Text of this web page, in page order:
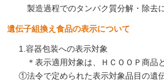
製造過程でのタンパク質分解・除去
遺伝子組換え食品の表示について
1.容器包装への表示対象
＊表示適用対象は、ＨＣＯＯＰ商品
①法令で定められた表示対象品目の遺